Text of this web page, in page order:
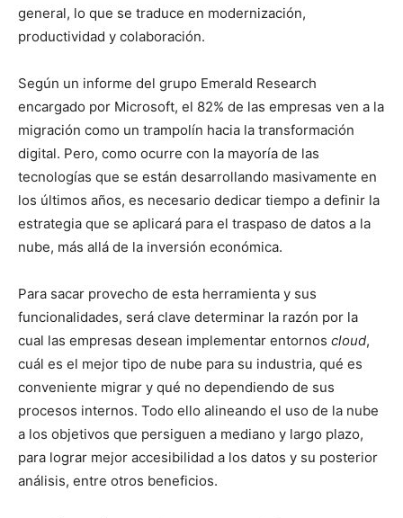
general, lo que se traduce en modernización,
productividad y colaboración.
Según un informe del grupo Emerald Research
encargado por Microsoft, el 82% de las empresas ven a la
migración como un trampolín hacia la transformación
digital. Pero, como ocurre con la mayoría de las
tecnologías que se están desarrollando masivamente en
los últimos años, es necesario dedicar tiempo a definir la
estrategia que se aplicará para el traspaso de datos a la
nube, más allá de la inversión económica.
Para sacar provecho de esta herramienta y sus
funcionalidades, será clave determinar la razón por la
cual las empresas desean implementar entornos cloud,
cuál es el mejor tipo de nube para su industria, qué es
conveniente migrar y qué no dependiendo de sus
procesos internos. Todo ello alineando el uso de la nube
a los objetivos que persiguen a mediano y largo plazo,
para lograr mejor accesibilidad a los datos y su posterior
análisis, entre otros beneficios.